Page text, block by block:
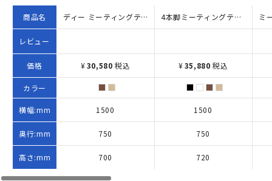
商品名
レビュー
価格
カラー
横幅:mm
奥行:mm
高さ:mm
ディー ミーティングテーブル（W1500×D750×H700）
¥30,580 税込
1500
750
700
4本脚ミーティングテーブル REVシリーズ W1500×D750×H720 ナチュラル
¥35,880 税込
1500
750
720